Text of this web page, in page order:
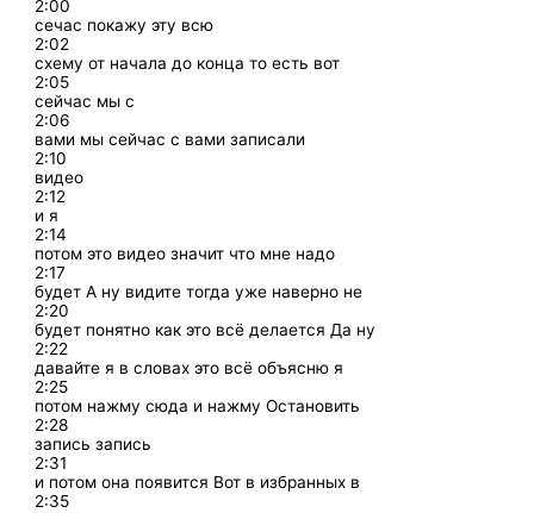
2:00
сечас покажу эту всю
2:02
схему от начала до конца то есть вот
2:05
сейчас мы с
2:06
вами мы сейчас с вами записали
2:10
видео
2:12
и я
2:14
потом это видео значит что мне надо
2:17
будет А ну видите тогда уже наверно не
2:20
будет понятно как это всё делается Да ну
2:22
давайте я в словах это всё объясню я
2:25
потом нажму сюда и нажму Остановить
2:28
запись запись
2:31
и потом она появится Вот в избранных в
2:35